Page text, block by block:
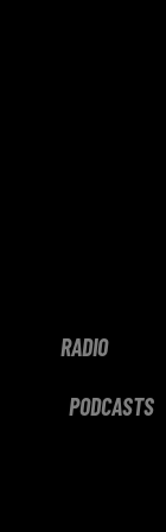
RADIO
PODCASTS